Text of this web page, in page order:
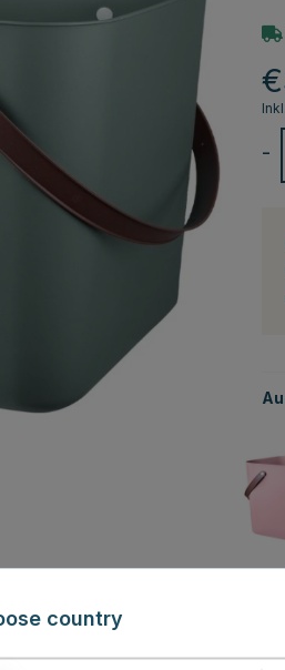
-
country